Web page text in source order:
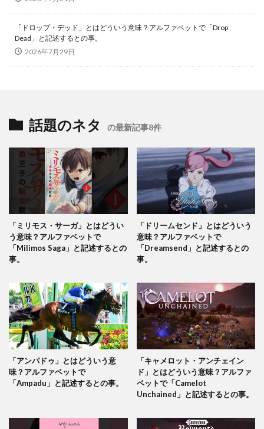
「ドロップ・デッド」とはどういう意味？アルファベットで「Drop
Dead」と記述するとの事。
2026年7月29日
話題のネタ の最新記事8件
「ミリモス・サーガ」とはどうい
う意味？アルファベットで
「Milimos Saga」と記述するとの
事。
「ドリームセンド」とはどういう
意味？アルファベットで
「Dreamsend」と記述するとの
事。
「アンパドゥ」とはどういう意
味？アルファベットで
「Ampadu」と記述するとの事。
「キャメロット・アンチェイン
ド」とはどういう意味？アルファ
ベットで「Camelot
Unchained」と記述するとの事。